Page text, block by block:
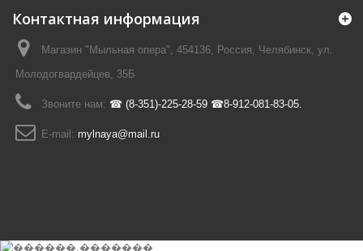
Контактная информация
Магазин "Мыльная опера", 454136, Россия, Челябинск, ул.
Молодогвардейцев, 35Б
Звоните нам: ☎ (8-351)-225-28-59 ☎8-912-081-83-05.
E-mail: mylnaya@mail.ru